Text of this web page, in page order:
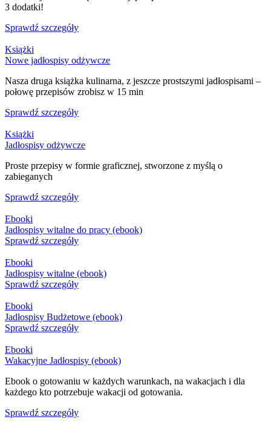
3 dodatki!
Sprawdź szczegóły
Książki
Nowe jadłospisy odżywcze
Nasza druga książka kulinarna, z jeszcze prostszymi jadłospisami –
połowę przepisów zrobisz w 15 min
Sprawdź szczegóły
Książki
Jadłospisy odżywcze
Proste przepisy w formie graficznej, stworzone z myślą o
zabieganych
Sprawdź szczegóły
Ebooki
Jadłospisy witalne do pracy (ebook)
Sprawdź szczegóły
Ebooki
Jadłospisy witalne (ebook)
Sprawdź szczegóły
Ebooki
Jadłospisy Budżetowe (ebook)
Sprawdź szczegóły
Ebooki
Wakacyjne Jadłospisy (ebook)
Ebook o gotowaniu w każdych warunkach, na wakacjach i dla
każdego kto potrzebuje wakacji od gotowania.
Sprawdź szczegóły